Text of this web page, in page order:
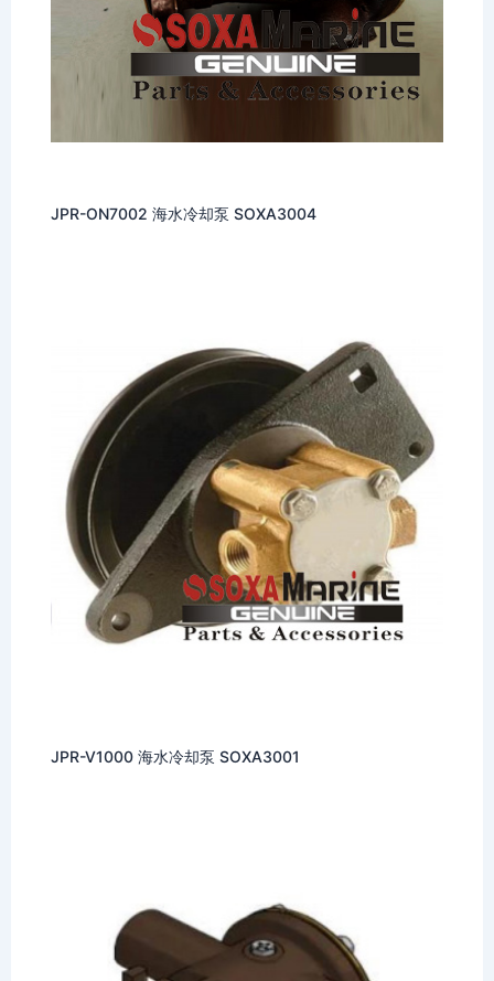
JPR-ON7002 海水冷却泵 SOXA3004
JPR-V1000 海水冷却泵 SOXA3001